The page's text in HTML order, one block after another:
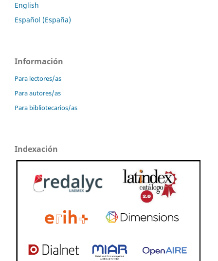
English
Español (España)
Información
Para lectores/as
Para autores/as
Para bibliotecarios/as
Indexación